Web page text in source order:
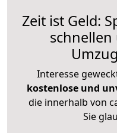
Zeit ist Geld:
schnellen
Interesse
kostenlose und
die innerhalb von
Sie